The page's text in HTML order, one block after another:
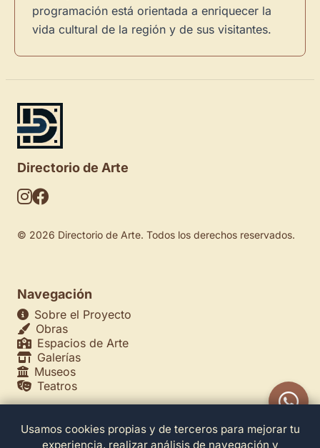
programación está orientada a enriquecer la
vida cultural de la región y de sus visitantes.
Directorio de Arte
© 2026 Directorio de Arte. Todos los derechos reservados.
Navegación
Sobre el Proyecto
Obras
Espacios de Arte
Galerías
Museos
Teatros
Legales
Usamos cookies propias y de terceros para mejorar tu
experiencia, realizar análisis de navegación y